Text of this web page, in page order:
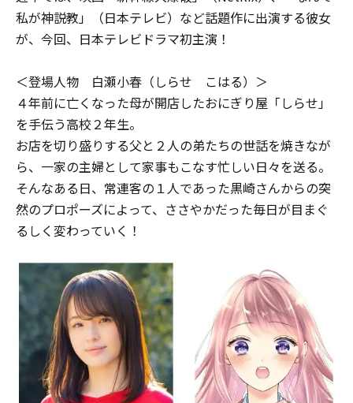
私が神説教」（日本テレビ）など話題作に出演する彼女
が、今回、日本テレビドラマ初主演！
＜登場人物 白瀬小春（しらせ こはる）＞
４年前に亡くなった母が開店したおにぎり屋「しらせ」
を手伝う高校２年生。
お店を切り盛りする父と２人の弟たちの世話を焼きなが
ら、一家の主婦として家事もこなす忙しい日々を送る。
そんなある日、常連客の１人であった黒崎さんからの突
然のプロポーズによって、ささやかだった毎日が目まぐ
るしく変わっていく！